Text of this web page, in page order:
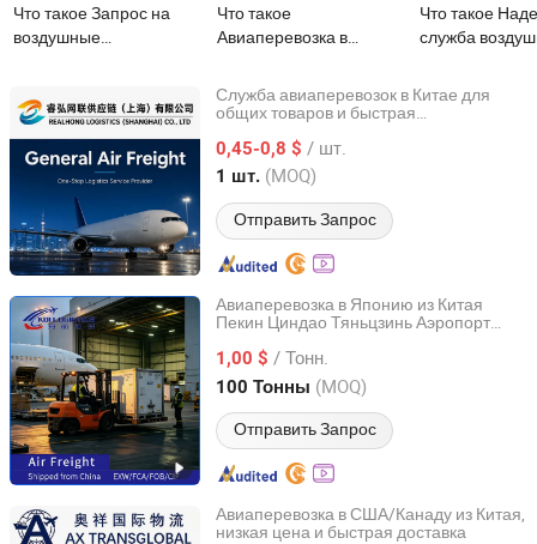
Что такое Запрос на
воздушные
Данию, Швецию,
Австралию. Грузовой
экспедитор, агент по
перевозкам, воздушные
грузоперевозки
Что такое
Авиаперевозка в
из Китая Пекин Урумчи
Гуанчжоу
Что такое
служба
рынки ЕС и
Служба авиаперевозок в Китае для
общих товаров и быстрая
0,45-0,8 $ / шт.
1 шт. (MOQ)
Отправить Запрос
Realhong Logistics (Shanghai) Co, . Ltd
Shanghai, China с 2026
Авиаперевозка в Японию из Китая
Пекин Циндао Тяньцзинь Аэропорт
1,00 $ / Тонн.
100 Тонны (MOQ)
Отправить Запрос
Koi Logistics
Guangdong, China с 2026
Авиаперевозка в США/Канаду из Китая,
низкая цена и быстрая доставка